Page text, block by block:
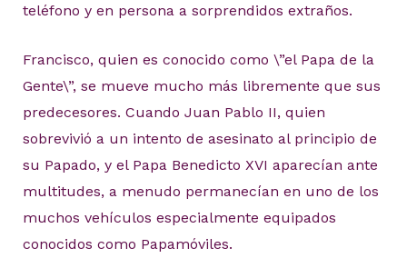
teléfono y en persona a sorprendidos extraños.
Francisco, quien es conocido como \”el Papa de la
Gente\”, se mueve mucho más libremente que sus
predecesores. Cuando Juan Pablo II, quien
sobrevivió a un intento de asesinato al principio de
su Papado, y el Papa Benedicto XVI aparecían ante
multitudes, a menudo permanecían en uno de los
muchos vehículos especialmente equipados
conocidos como Papamóviles.